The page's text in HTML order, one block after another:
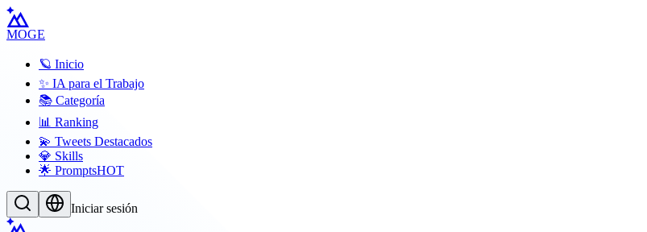
MOGE
🪐 Inicio
✨ IA para el Trabajo
📚 Categoría
📊 Ranking
💫 Tweets Destacados
💎 Skills
🌟 PromptsHOT
Iniciar sesión